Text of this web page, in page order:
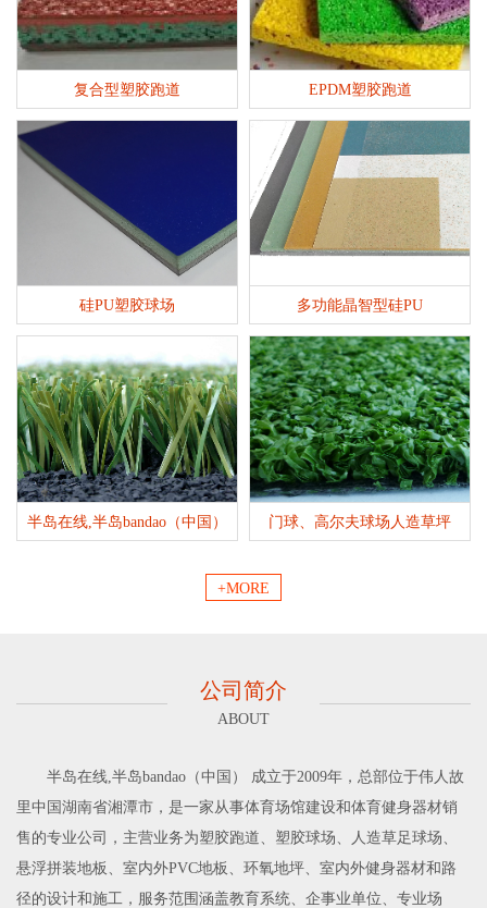
复合型塑胶跑道 EPDM塑胶跑道
硅PU塑胶球场 多功能晶智型硅PU
半岛在线,半岛bandao（中国） 门球、高尔夫球场人造草坪
+MORE
公司简介
ABOUT
半岛在线,半岛bandao（中国） 成立于2009年，总部位于伟人故
里中国湖南省湘潭市，是一家从事体育场馆建设和体育健身器材销
售的专业公司，主营业务为塑胶跑道、塑胶球场、人造草足球场、
悬浮拼装地板、室内外PVC地板、环氧地坪、室内外健身器材和路
径的设计和施工，服务范围涵盖教育系统、企事业单位、专业场